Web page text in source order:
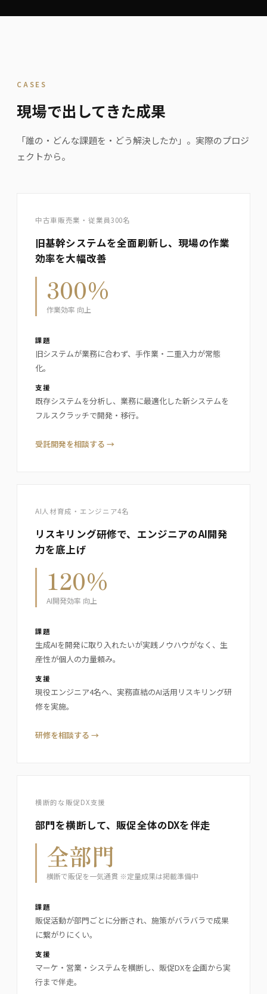
CASES
現場で出してきた成果
「誰の・どんな課題を・どう解決したか」。実際のプロジ
ェクトから。
中古車販売業・従業員300名
旧基幹システムを全面刷新し、現場の作業
効率を大幅改善
300%
作業効率 向上
課題
旧システムが業務に合わず、手作業・二重入力が常態
化。
支援
既存システムを分析し、業務に最適化した新システムを
フルスクラッチで開発・移行。
受託開発を相談する →
AI人材育成・エンジニア4名
リスキリング研修で、エンジニアのAI開発
力を底上げ
120%
AI開発効率 向上
課題
生成AIを開発に取り入れたいが実践ノウハウがなく、生
産性が個人の力量頼み。
支援
現役エンジニア4名へ、実務直結のAI活用リスキリング研
修を実施。
研修を相談する →
横断的な販促DX支援
部門を横断して、販促全体のDXを伴走
全部門
横断で販促を一気通貫 ※定量成果は掲載準備中
課題
販促活動が部門ごとに分断され、施策がバラバラで成果
に繋がりにくい。
支援
マーケ・営業・システムを横断し、販促DXを企画から実
行まで伴走。